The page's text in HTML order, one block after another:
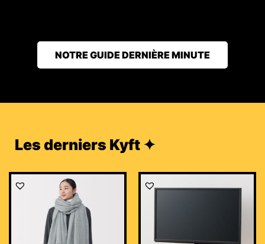
NOTRE GUIDE DERNIÈRE MINUTE
Les derniers Kyft ✦